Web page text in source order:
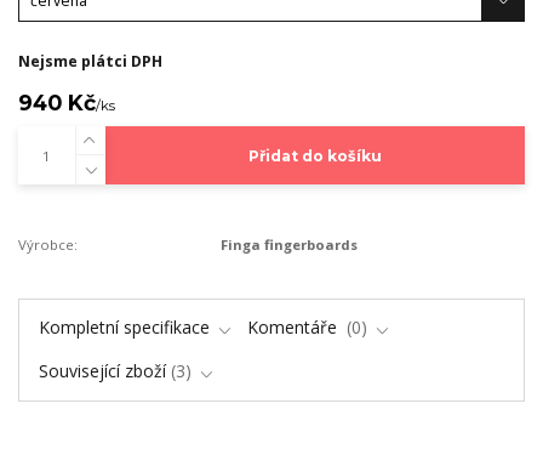
Nejsme plátci DPH
940 Kč/ks
Přidat do košíku
Výrobce: Finga fingerboards
Kompletní specifikace Komentáře
0
Související zboží 3